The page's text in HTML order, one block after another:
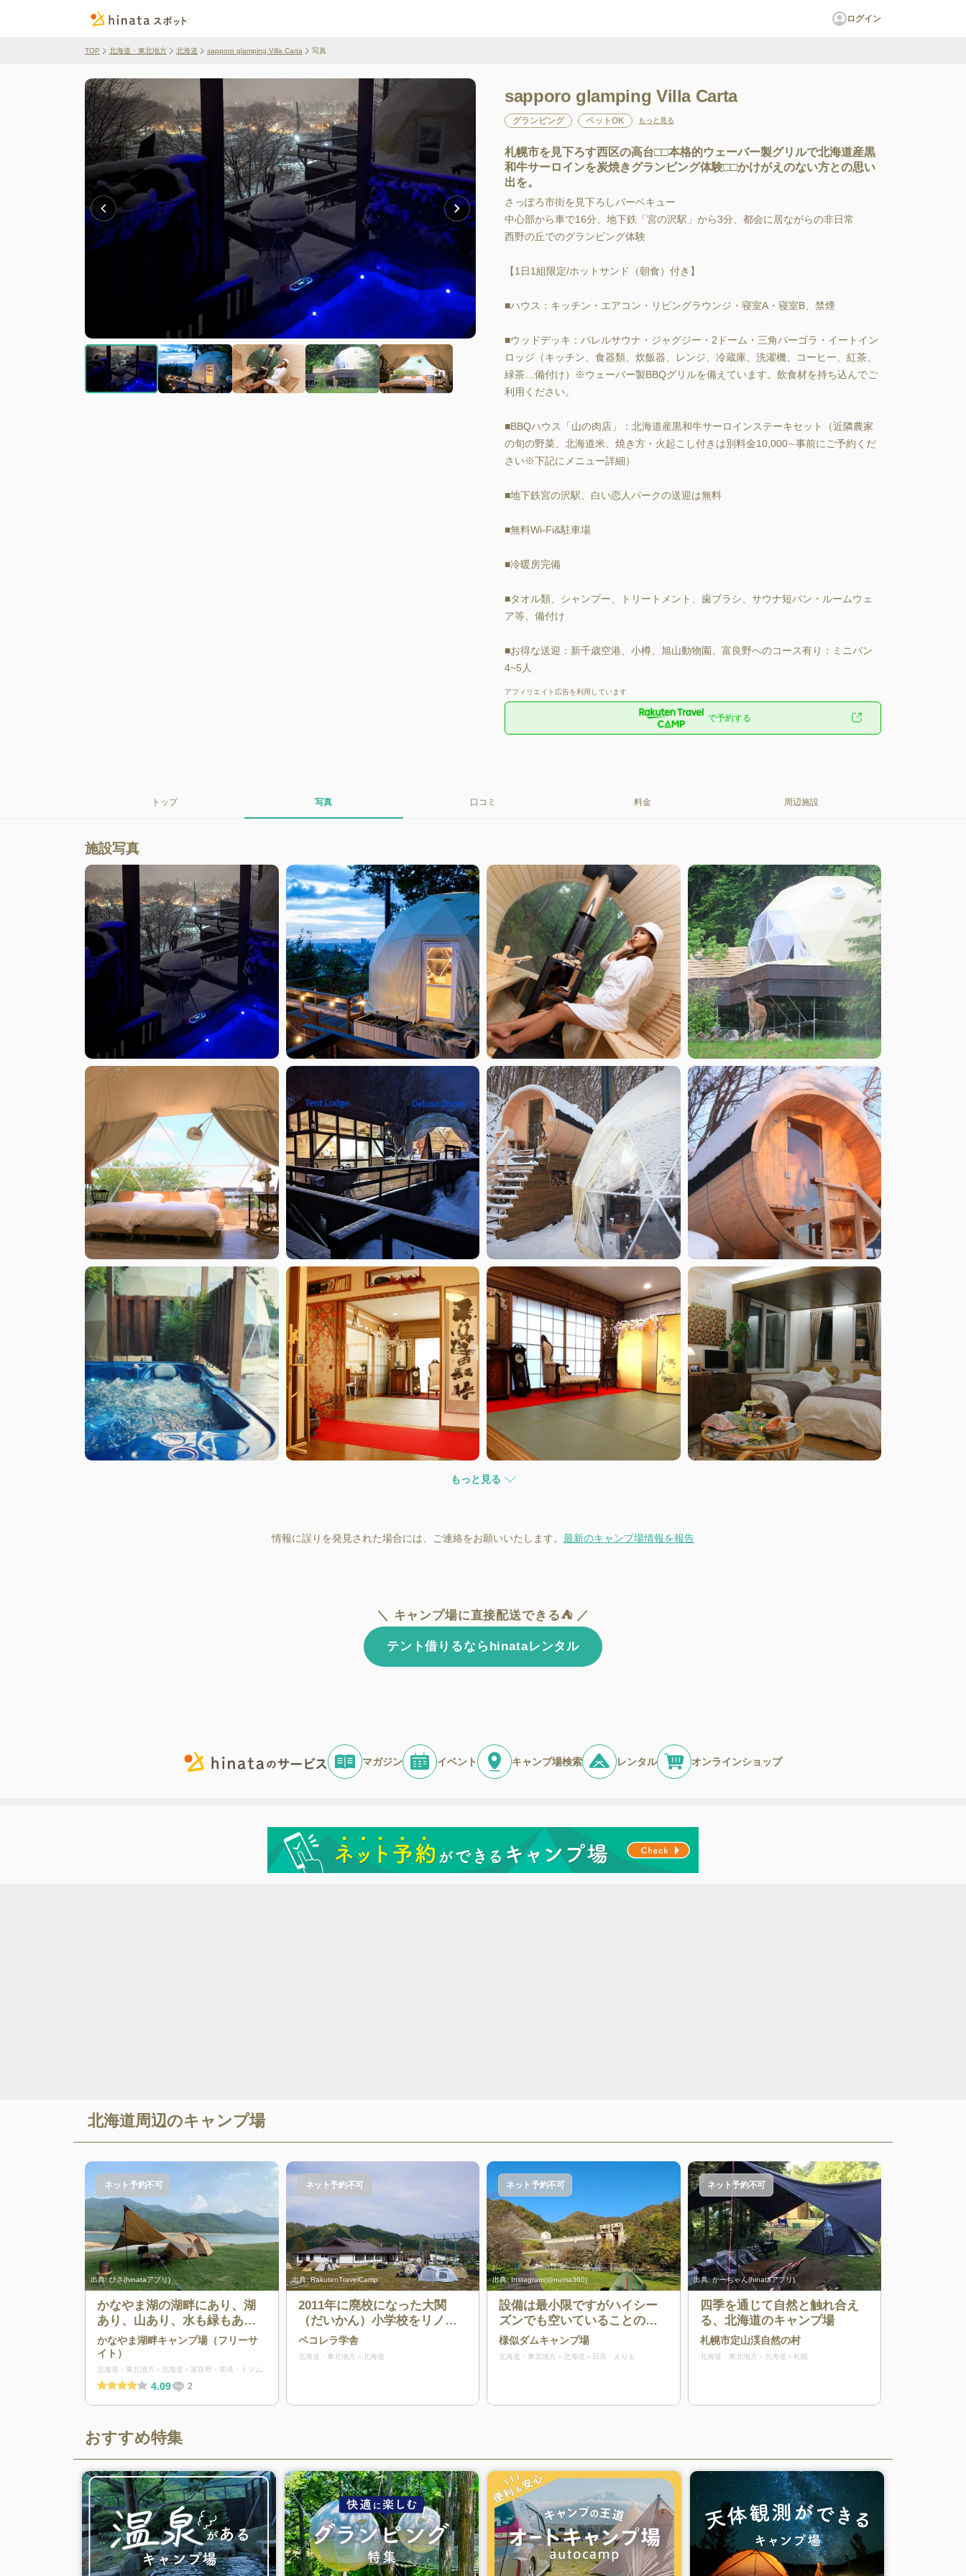
ログイン
TOP 北海道・東北地方 北海道 sapporo glamping Villa Carta 写真
sapporo glamping Villa Carta
グランピング ペットOK もっと見る
札幌市を見下ろす西区の高台□□本格的ウェーバー製グリルで北海道産黒
和牛サーロインを炭焼きグランピング体験□□かけがえのない方との思い
出を。
さっぽろ市街を見下ろしバーベキュー
中心部から車で16分、地下鉄「宮の沢駅」から3分、都会に居ながらの非日常
西野の丘でのグランピング体験
【1日1組限定/ホットサンド（朝食）付き】
■ハウス：キッチン・エアコン・リビングラウンジ・寝室A・寝室B、禁煙
■ウッドデッキ：バレルサウナ・ジャグジー・2ドーム・三角パーゴラ・イートイン
ロッジ（キッチン、食器類、炊飯器、レンジ、冷蔵庫、洗濯機、コーヒー、紅茶、
緑茶…備付け）※ウェーバー製BBQグリルを備えています。飲食材を持ち込んでご
利用ください。
■BBQハウス「山の肉店」：北海道産黒和牛サーロインステーキセット（近隣農家
の旬の野菜、北海道米、焼き方・火起こし付きは別料金10,000∼事前にご予約くだ
さい※下記にメニュー詳細）
■地下鉄宮の沢駅、白い恋人パークの送迎は無料
■無料Wi-Fi&駐車場
■冷暖房完備
■タオル類、シャンプー、トリートメント、歯ブラシ、サウナ短パン・ルームウェ
ア等、備付け
■お得な送迎：新千歳空港、小樽、旭山動物園、富良野へのコース有り：ミニバン
4~5人
アフィリエイト広告を利用しています
で予約する
トップ 写真 口コミ 料金 周辺施設
施設写真
もっと見る
情報に誤りを発見された場合には、ご連絡をお願いいたします。 最新のキャンプ場情報を報告
＼ キャンプ場に直接配送できる⛺ ／
テント借りるならhinataレンタル
マガジン イベント キャンプ場検索 レンタル オンラインショップ
北海道周辺のキャンプ場
出典:ひさ(hinataアプリ)
ネット予約不可
かなやま湖の湖畔にあり、湖
あり、山あり、水も緑もある
気持ちの良いキャンプ場
かなやま湖畔キャンプ場（フリーサ
イト）
北海道・東北地方 北海道 富良野・美瑛・トマム
4.09 2
出典:RakutenTravelCamp
ネット予約不可
2011年に廃校になった大関
（だいかん）小学校をリノベ
ーションし、キャンプ場とし
てオープンしました。周りは
なっており、休憩ルーム、ト
レーニングジムなどもありま
す。
ペコレラ学舎
北海道・東北地方 北海道
出典:Instagram(@numa360)
ネット予約不可
設備は最小限ですがハイシー
ズンでも空いていることの多
い穴場キャンプ場
様似ダムキャンプ場
北海道・東北地方 北海道 日高・えりも
出典:かーちゃん(hinataアプリ)
ネット予約不可
四季を通じて自然と触れ合え
る、北海道のキャンプ場
札幌市定山渓自然の村
北海道・東北地方 北海道 札幌
おすすめ特集